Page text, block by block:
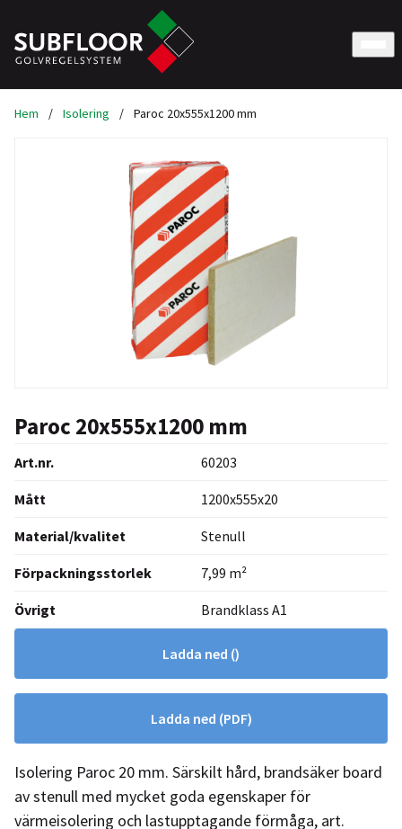
Hem / Isolering / Paroc 20x555x1200 mm
Paroc 20x555x1200 mm
Art.nr. 60203
Mått 1200x555x20
Material/kvalitet Stenull
Förpackningsstorlek 7,99 m²
Övrigt Brandklass A1
Ladda ned ()
Ladda ned (PDF)
Isolering Paroc 20 mm. Särskilt hård, brandsäker board
av stenull med mycket goda egenskaper för
värmeisolering och lastupptagande förmåga, art.